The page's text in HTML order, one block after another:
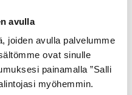
avulla
joiden avulla palvelumme
ovat sinulle
painamalla ”Salli
myöhemmin.
MUSTA VALKOINEN
21,99€